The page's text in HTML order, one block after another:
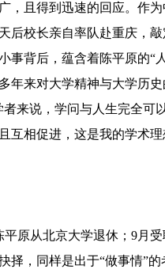
，且得到迅速的回应。作
后校长亲自率队赴重庆，
事背后，蕴含着陈平原的“
年来对大学精神与大学历
者来说，学问与人生完全可
互相促进，这是我的学术理
平原从北京大学退休；9月
择，同样是出于“做事情”